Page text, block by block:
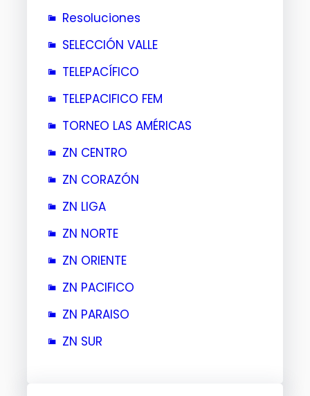
Resoluciones
SELECCIÓN VALLE
TELEPACÍFICO
TELEPACIFICO FEM
TORNEO LAS AMÉRICAS
ZN CENTRO
ZN CORAZÓN
ZN LIGA
ZN NORTE
ZN ORIENTE
ZN PACIFICO
ZN PARAISO
ZN SUR